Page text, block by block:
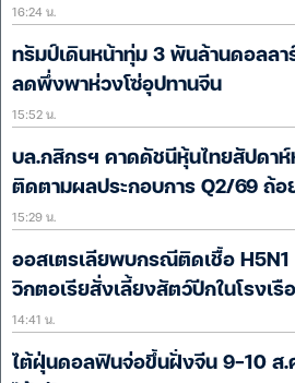
16:24 น.
ทรัมป์เดินหน้าทุ่ม 3 พันล้านดอลล
ลดพึ่งพาห่วงโซ่อุปทานจีน
15:52 น.
บล.กสิกรฯ คาดดัชนีหุ้นไทยสัปดาห์
ติดตามผลประกอบการ Q2/69 ถ้อ
15:29 น.
ออสเตรเลียพบกรณีติดเชื้อ H5N1
วิกตอเรียสั่งเลี้ยงสัตว์ปีกในโรงเรื
14:41 น.
ไต้ฝุ่นดอลฟินจ่อขึ้นฝั่งจีน 9-10